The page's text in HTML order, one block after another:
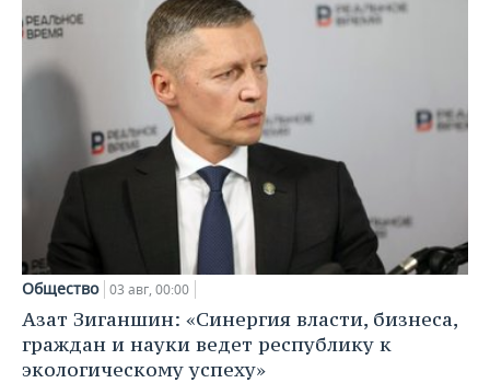
Общество 03 авг, 00:00
Азат Зиганшин: «Синергия власти, бизнеса,
граждан и науки ведет республику к
экологическому успеху»